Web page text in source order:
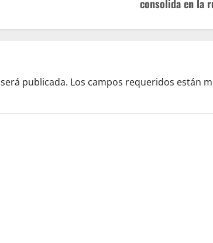
consolida en la
publicada. Los campos requeridos están